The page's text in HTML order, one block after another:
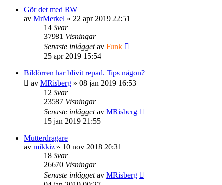
Gör det med RW
av MrMerkel » 22 apr 2019 22:51
14 Svar
37981 Visningar
Senaste inläggetav Funk
25 apr 2019 15:54
Bildörren har blivit repad. Tips någon?
av MRisberg » 08 jan 2019 16:53
12 Svar
23587 Visningar
Senaste inläggetav MRisberg
15 jan 2019 21:55
Mutterdragare
av mikkiz » 10 nov 2018 20:31
18 Svar
26670 Visningar
Senaste inläggetav MRisberg